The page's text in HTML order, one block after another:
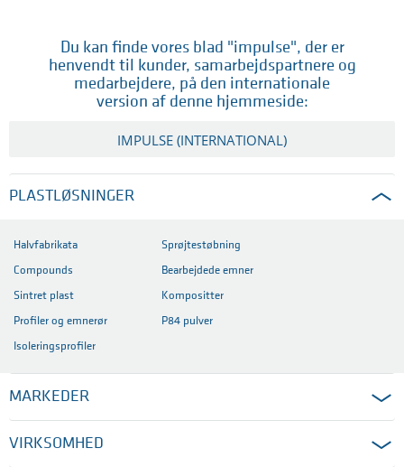
Du kan finde vores blad "impulse", der er
henvendt til kunder, samarbejdspartnere og
medarbejdere, på den internationale
version af denne hjemmeside:
IMPULSE (INTERNATIONAL)
PLASTLØSNINGER
Halvfabrikata
Compounds
Sintret plast
Profiler og emnerør
Sprøjtestøbning
Bearbejdede emner
Kompositter
P84 pulver
Isoleringsprofiler
MARKEDER
VIRKSOMHED